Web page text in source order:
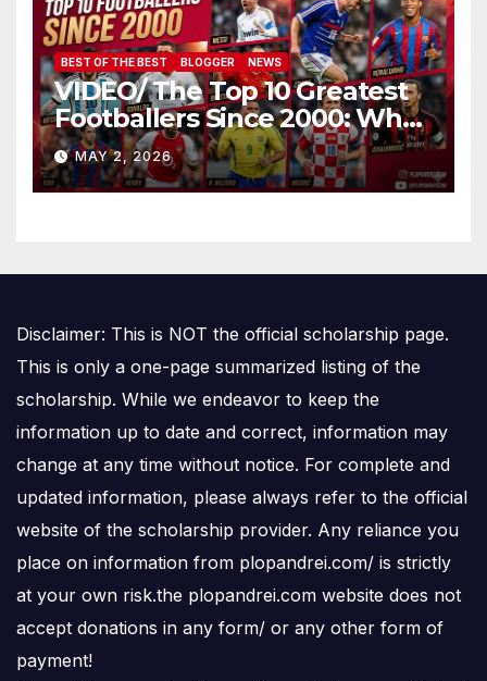
BEST OF THE BEST BLOGGER NEWS
VIDEO/ The Top 10 Greatest
Footballers Since 2000: Who
Is Number One
MAY 2, 2026
Disclaimer: This is NOT the official scholarship page.
This is only a one-page summarized listing of the
scholarship. While we endeavor to keep the
information up to date and correct, information may
change at any time without notice. For complete and
updated information, please always refer to the official
website of the scholarship provider. Any reliance you
place on information from plopandrei.com/ is strictly
at your own risk.the plopandrei.com website does not
accept donations in any form/ or any other form of
payment!